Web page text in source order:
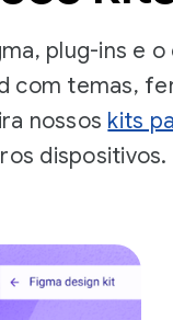
plug-ins e
com temas,
nossos kits
dispositivos.